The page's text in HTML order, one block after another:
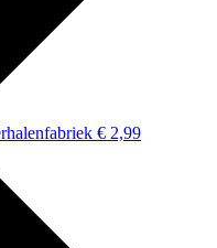
€ 2,99